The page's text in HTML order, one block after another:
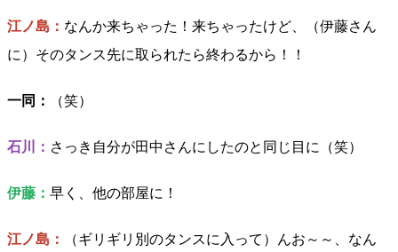
江ノ島： なんか来ちゃった！来ちゃったけど、（伊藤さん
に）そのタンス先に取られたら終わるから！！
一同： （笑）
石川： さっき自分が田中さんにしたのと同じ目に（笑）
伊藤： 早く、他の部屋に！
江ノ島：
（ギリギリ別のタンスに入って）んお～～、なん